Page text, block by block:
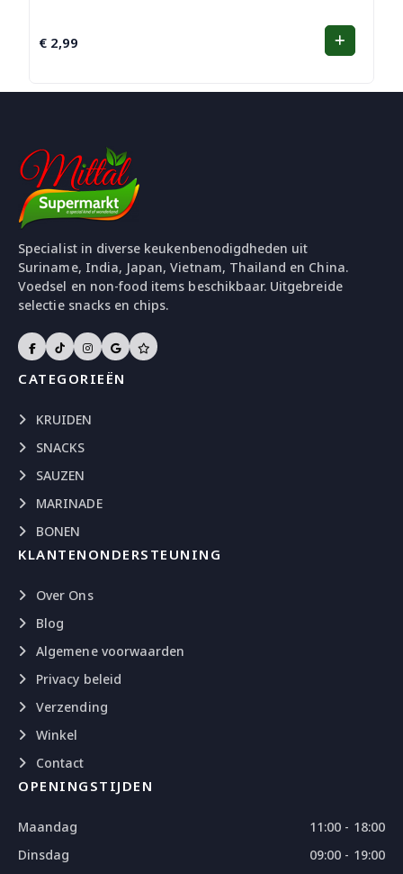
€ 2,99
Specialist in diverse keukenbenodigdheden uit
Suriname, India, Japan, Vietnam, Thailand en China.
Voedsel en non-food items beschikbaar. Uitgebreide
selectie snacks en chips.
CATEGORIEËN
KRUIDEN
SNACKS
SAUZEN
MARINADE
BONEN
KLANTENONDERSTEUNING
Over Ons
Blog
Algemene voorwaarden
Privacy beleid
Verzending
Winkel
Contact
OPENINGSTIJDEN
Maandag
11:00 - 18:00
Dinsdag
09:00 - 19:00